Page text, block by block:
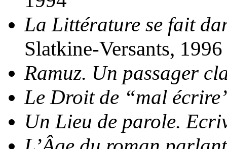
La Littérature se fait
Slatkine-Versants, 1996
Ramuz. Un passager
Le Droit de “mal
Un Lieu de parole.